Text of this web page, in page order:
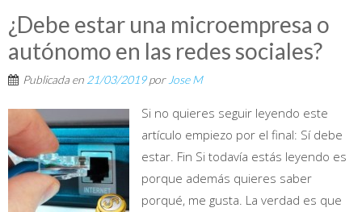
¿Debe estar una microempresa o
autónomo en las redes sociales?
Publicada en 21/03/2019por Jose M
Si no quieres seguir leyendo este
artículo empiezo por el final: Sí debe
estar. Fin Si todavía estás leyendo es
porque además quieres saber
porqué, me gusta. La verdad es que